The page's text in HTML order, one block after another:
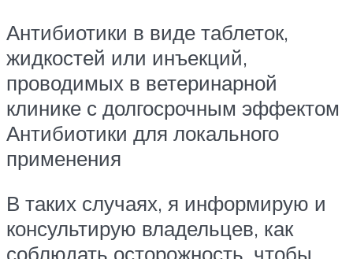
Антибиотики в виде таблеток,
жидкостей или инъекций,
проводимых в ветеринарной
клинике с долгосрочным эффектом
Антибиотики для локального
применения
В таких случаях, я информирую и
консультирую владельцев, как
соблюдать осторожность, чтобы